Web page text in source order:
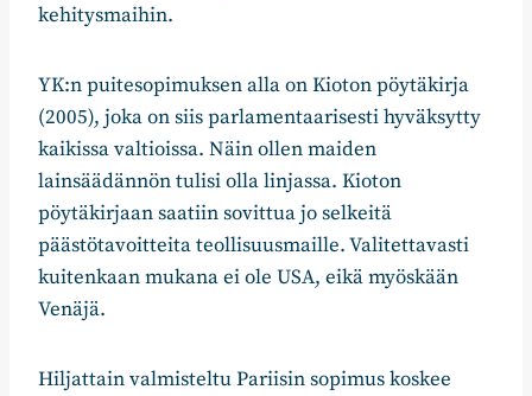
kehitysmaihin.
YK:n puitesopimuksen alla on Kioton pöytäkirja
(2005), joka on siis parlamentaarisesti hyväksytty
kaikissa valtioissa. Näin ollen maiden
lainsäädännön tulisi olla linjassa. Kioton
pöytäkirjaan saatiin sovittua jo selkeitä
päästötavoitteita teollisuusmaille. Valitettavasti
kuitenkaan mukana ei ole USA, eikä myöskään
Venäjä.
Hiljattain valmisteltu Pariisin sopimus koskee